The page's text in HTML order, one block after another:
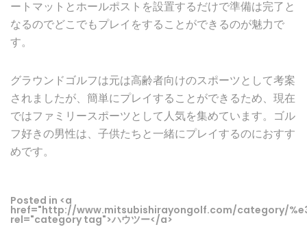
ートマットとホールポストを設置するだけで準備は完了と
なるのでどこでもプレイをすることができるのが魅力で
す。
グラウンドゴルフは元は高齢者向けのスポーツとして考案
されましたが、簡単にプレイすることができるため、現在
ではファミリースポーツとして人気を集めています。ゴル
フ好きの男性は、子供たちと一緒にプレイするのにおすす
めです。
Posted in <a
href="http://www.mitsubishirayongolf.com/category/
rel="category tag">ハウツー</a>